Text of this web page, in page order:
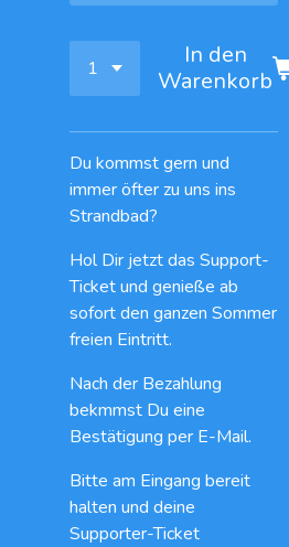
In den
Warenkorb
Du kommst gern und
immer öfter zu uns ins
Strandbad?
Hol Dir jetzt das Support-
Ticket und genieße ab
sofort den ganzen Sommer
freien Eintritt.
Nach der Bezahlung
bekmmst Du eine
Bestätigung per E-Mail.
Bitte am Eingang bereit
halten und deine
Supporter-Ticket